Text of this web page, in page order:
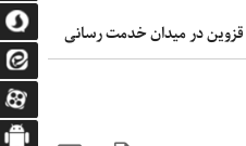
در میدان خدمت رسانی